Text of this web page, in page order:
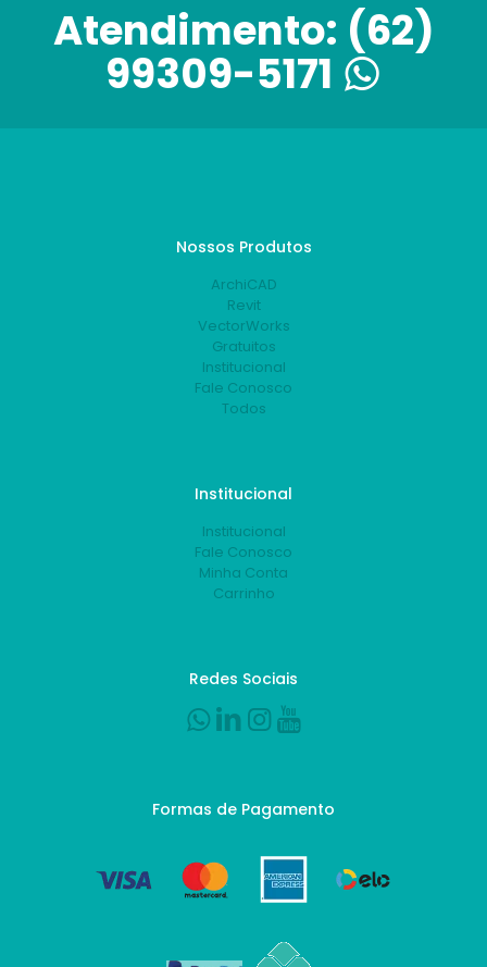
Atendimento: (62)
99309-5171
Nossos Produtos
ArchiCAD
Revit
VectorWorks
Gratuitos
Institucional
Fale Conosco
Todos
Institucional
Institucional
Fale Conosco
Minha Conta
Carrinho
Redes Sociais
Formas de Pagamento